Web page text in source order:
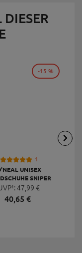
1
UNISEX
SNIPER
ELITE
47,99 €
40,65 €
-15 %